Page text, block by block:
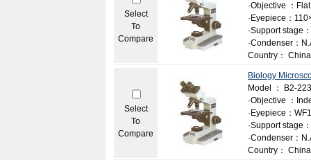
Select
To
Compare
·Objective ：
·Eyepiece：
·Support stage
·Condenser：
Country： China
Select
To
Compare
Biology
Model ： B2-
·Objective ：
·Eyepiece：
·Support stage
·Condenser：
Country： China